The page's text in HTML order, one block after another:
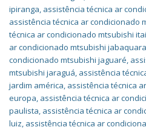
ipiranga, assistência técnica ar
assistência técnica ar condicionado
técnica ar condicionado mtsubishi
ar condicionado mtsubishi jabaquara
condicionado mtsubishi jaguaré,
mtsubishi jaraguá, assistência
jardim américa, assistência técnica
europa, assistência técnica ar
paulista, assistência técnica ar
luiz, assistência técnica ar